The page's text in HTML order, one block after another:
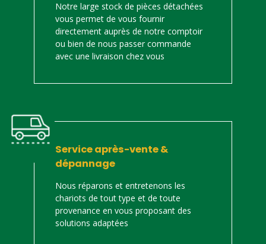
Notre large stock de pièces détachées
vous permet de vous fournir
directement auprès de notre comptoir
ou bien de nous passer commande
avec une livraison chez vous
Service après-vente &
dépannage
Nous réparons et entretenons les
chariots de tout type et de toute
provenance en vous proposant des
solutions adaptées